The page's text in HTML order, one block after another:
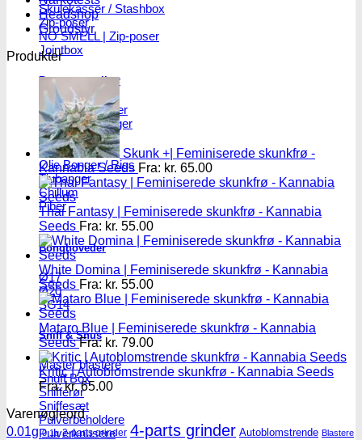
Skulekasser / Stashbox
Zip-poser
NO SMELL | Zip-poser
Jointbox
Bonger og piber
Standard Bonger
Percolator bonger
Diffusor bonger
Dabbing
Olie Bonger / Rigs
Tjubanger
Chillum
Piber
Bonghoveder
Ø17
Ø20
SG14
Sniff & Snus
Master blastere
Snuff Box
Snifferør
Sniffesæt
Pulverbeholdere
Pulverknusere
Headshop
Groudstyr
Produkter
Skunk +| Feminiserede skunkfrø -
Kannabia Seeds Fra: kr. 65.00
Thai Fantasy | Feminiserede skunkfrø - Kannabia
Seeds Fra: kr. 55.00
White Domina | Feminiserede skunkfrø - Kannabia
Seeds Fra: kr. 55.00
Mataro Blue | Feminiserede skunkfrø - Kannabia
Seeds Fra: kr. 79.00
Kritic | Autoblomstrende skunkfrø - Kannabia Seeds
Fra:kr.65.00
Varenøgleord
0.01g 0.1g 2-parts grinder 4-parts grinder Autoblomstrende Blastere